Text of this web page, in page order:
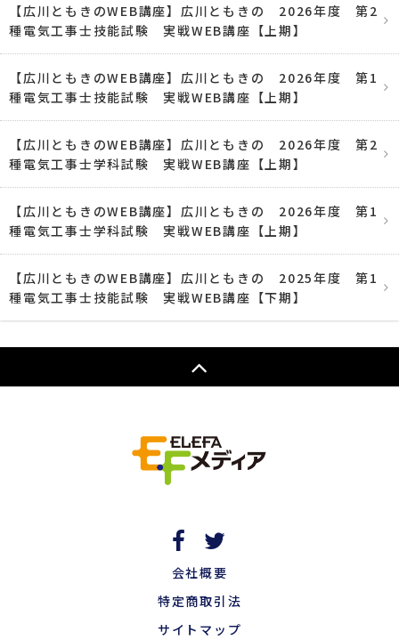
【広川ともきのWEB講座】広川ともきの 2026年度 第2
種電気工事士技能試験 実戦WEB講座【上期】
【広川ともきのWEB講座】広川ともきの 2026年度 第1
種電気工事士技能試験 実戦WEB講座【上期】
【広川ともきのWEB講座】広川ともきの 2026年度 第2
種電気工事士学科試験 実戦WEB講座【上期】
【広川ともきのWEB講座】広川ともきの 2026年度 第1
種電気工事士学科試験 実戦WEB講座【上期】
【広川ともきのWEB講座】広川ともきの 2025年度 第1
種電気工事士技能試験 実戦WEB講座【下期】
会社概要
特定商取引法
サイトマップ